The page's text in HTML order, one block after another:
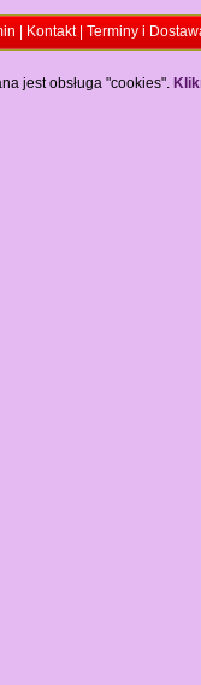
Kontakt| Terminy i
jest obsługa "cookies".